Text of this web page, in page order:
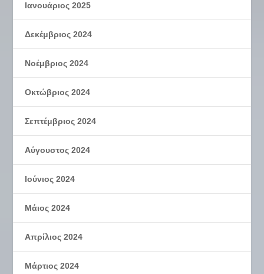
Ιανουάριος 2025
Δεκέμβριος 2024
Νοέμβριος 2024
Οκτώβριος 2024
Σεπτέμβριος 2024
Αύγουστος 2024
Ιούνιος 2024
Μάιος 2024
Απρίλιος 2024
Μάρτιος 2024